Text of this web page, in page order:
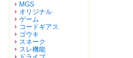
MGS
オリジナル
ゲーム
コードギアス
ゴウキ
スネーク
スレ機能